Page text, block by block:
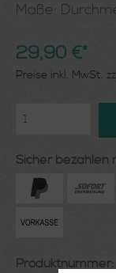
Maße:
29,90 €*
Preise inkl. MwSt.
Sicher bezahlen
Produktnummer: